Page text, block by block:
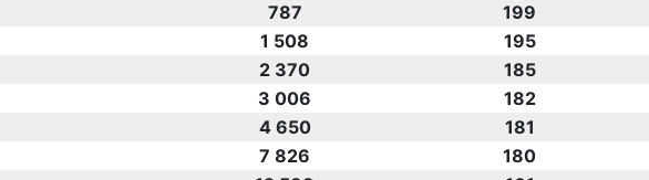
787
199
1 508
195
2 370
185
3 006
182
4 650
181
7 826
180